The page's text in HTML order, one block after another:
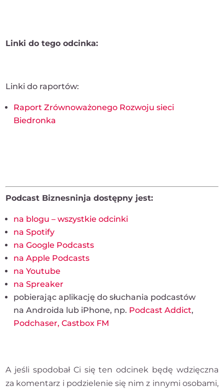
Linki do tego odcinka:
Linki do raportów:
Raport Zrównoważonego Rozwoju sieci
Biedronka
Podcast Biznesninja dostępny jest:
na blogu – wszystkie odcinki
na Spotify
na Google Podcasts
na Apple Podcasts
na Youtube
na Spreaker
pobierając aplikację do słuchania podcastów
na Androida lub iPhone, np. Podcast Addict,
Podchaser, Castbox FM
A jeśli spodobał Ci się ten odcinek będę wdzięczna
za komentarz i podzielenie się nim z innymi osobami,